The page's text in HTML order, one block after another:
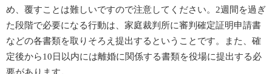
め、覆すことは難しいですので注意してください。2週間を過ぎ
た段階で必要になる行動は、家庭裁判所に審判確定証明申請書
などの各書類を取りそろえ提出するということです。また、確
定後から10日以内には離婚に関係する書類を役場に提出する必